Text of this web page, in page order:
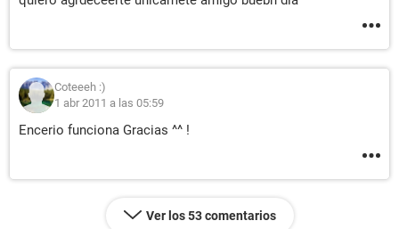
Coteeeh :)
1 abr 2011 a las 05:59
Encerio funciona Gracias ^^ !
Ver los 53 comentarios